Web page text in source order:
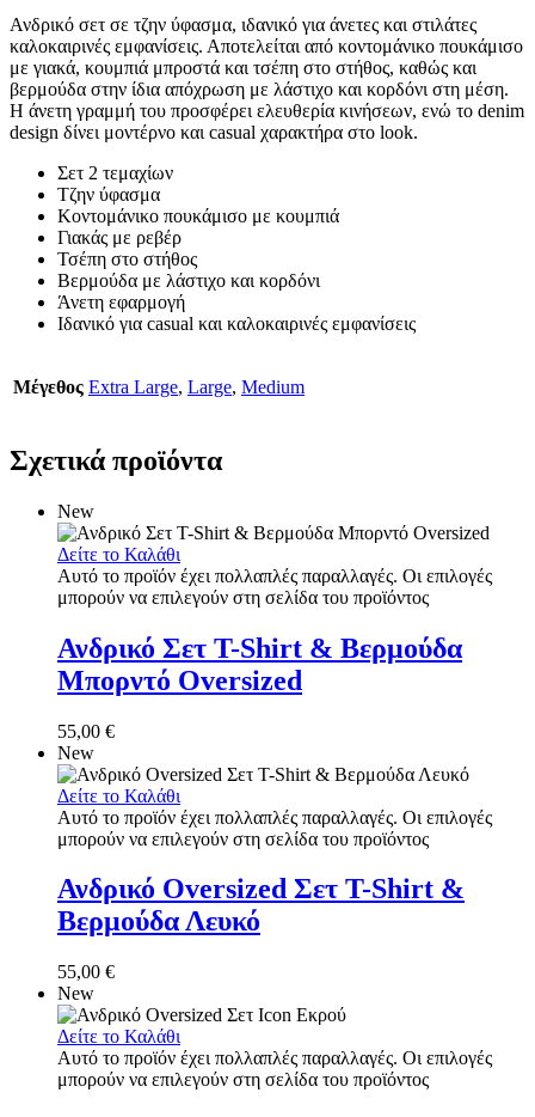
Ανδρικό σετ σε τζην ύφασμα, ιδανικό για άνετες και στιλάτες
καλοκαιρινές εμφανίσεις. Αποτελείται από κοντομάνικο πουκάμισο
με γιακά, κουμπιά μπροστά και τσέπη στο στήθος, καθώς και
βερμούδα στην ίδια απόχρωση με λάστιχο και κορδόνι στη μέση.
Η άνετη γραμμή του προσφέρει ελευθερία κινήσεων, ενώ το denim
design δίνει μοντέρνο και casual χαρακτήρα στο look.
Σετ 2 τεμαχίων
Τζην ύφασμα
Κοντομάνικο πουκάμισο με κουμπιά
Γιακάς με ρεβέρ
Τσέπη στο στήθος
Βερμούδα με λάστιχο και κορδόνι
Άνετη εφαρμογή
Ιδανικό για casual και καλοκαιρινές εμφανίσεις
Μέγεθος Extra Large, Large, Medium
Σχετικά προϊόντα
New
Δείτε το Καλάθι
Αυτό το προϊόν έχει πολλαπλές παραλλαγές. Οι επιλογές
μπορούν να επιλεγούν στη σελίδα του προϊόντος
Ανδρικό Σετ T-Shirt & Βερμούδα
Μπορντό Oversized
55,00 €
New
Δείτε το Καλάθι
Αυτό το προϊόν έχει πολλαπλές παραλλαγές. Οι επιλογές
μπορούν να επιλεγούν στη σελίδα του προϊόντος
Ανδρικό Oversized Σετ T-Shirt &
Βερμούδα Λευκό
55,00 €
New
Δείτε το Καλάθι
Αυτό το προϊόν έχει πολλαπλές παραλλαγές. Οι επιλογές
μπορούν να επιλεγούν στη σελίδα του προϊόντος